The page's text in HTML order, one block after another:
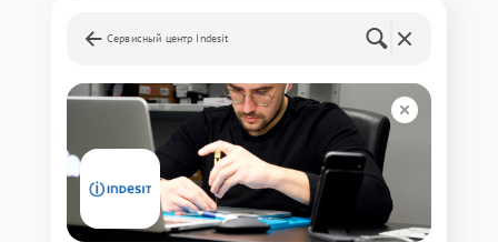
Сервисный центр Indesit